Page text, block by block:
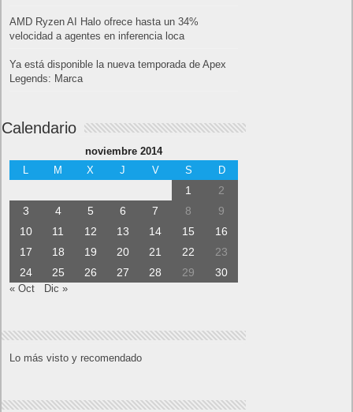
AMD Ryzen AI Halo ofrece hasta un 34%
velocidad a agentes en inferencia loca
Ya está disponible la nueva temporada de Apex
Legends: Marca
Calendario
noviembre 2014
M X J V S D
1
2
3
4 5 6 7 8
9
10
11 12 13 14 15
16
17
18 19 20 21 22
23
24
25 26 27 28 29 30
« Oct Dic »
Lo más visto y recomendado